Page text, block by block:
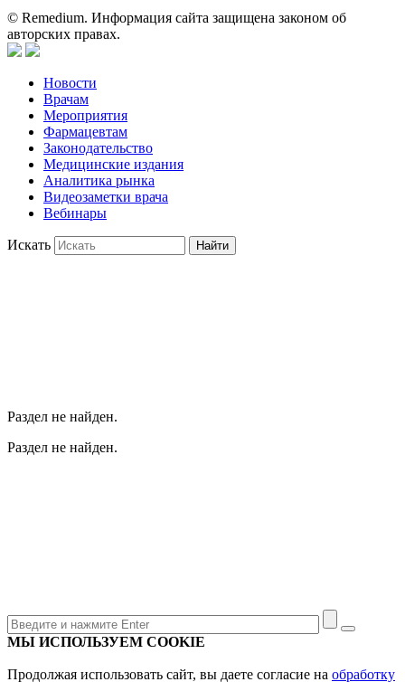
© Remedium. Информация сайта защищена законом об
авторских правах.
Новости
Врачам
Мероприятия
Фармацевтам
Законодательство
Медицинские издания
Аналитика рынка
Видеозаметки врача
Вебинары
Искать Найти
Раздел не найден.
Раздел не найден.
МЫ ИСПОЛЬЗУЕМ COOKIE
Продолжая использовать сайт, вы даете согласие на обработку